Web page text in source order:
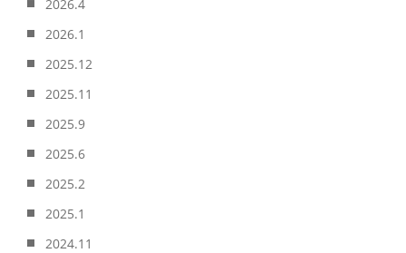
2026.4
2026.1
2025.12
2025.11
2025.9
2025.6
2025.2
2025.1
2024.11